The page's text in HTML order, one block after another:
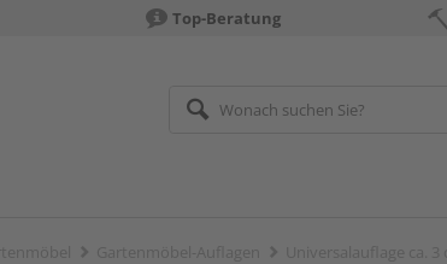
Top-Beratung